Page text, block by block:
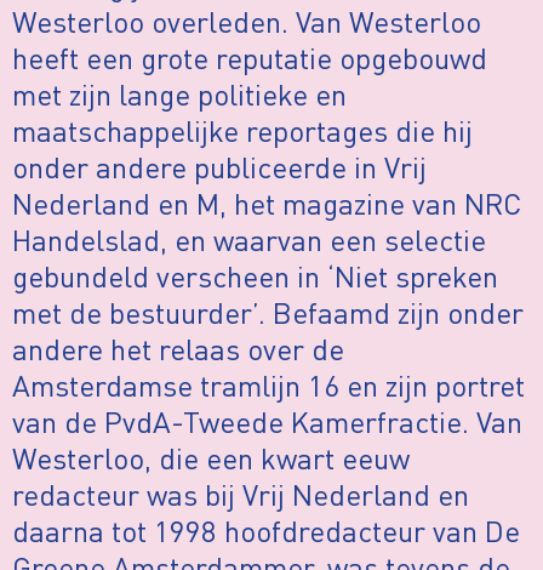
Westerloo overleden. Van Westerloo
heeft een grote reputatie opgebouwd
met zijn lange politieke en
maatschappelijke reportages die hij
onder andere publiceerde in Vrij
Nederland en M, het magazine van NRC
Handelslad, en waarvan een selectie
gebundeld verscheen in ‘Niet spreken
met de bestuurder’. Befaamd zijn onder
andere het relaas over de
Amsterdamse tramlijn 16 en zijn portret
van de PvdA-Tweede Kamerfractie. Van
Westerloo, die een kwart eeuw
redacteur was bij Vrij Nederland en
daarna tot 1998 hoofdredacteur van De